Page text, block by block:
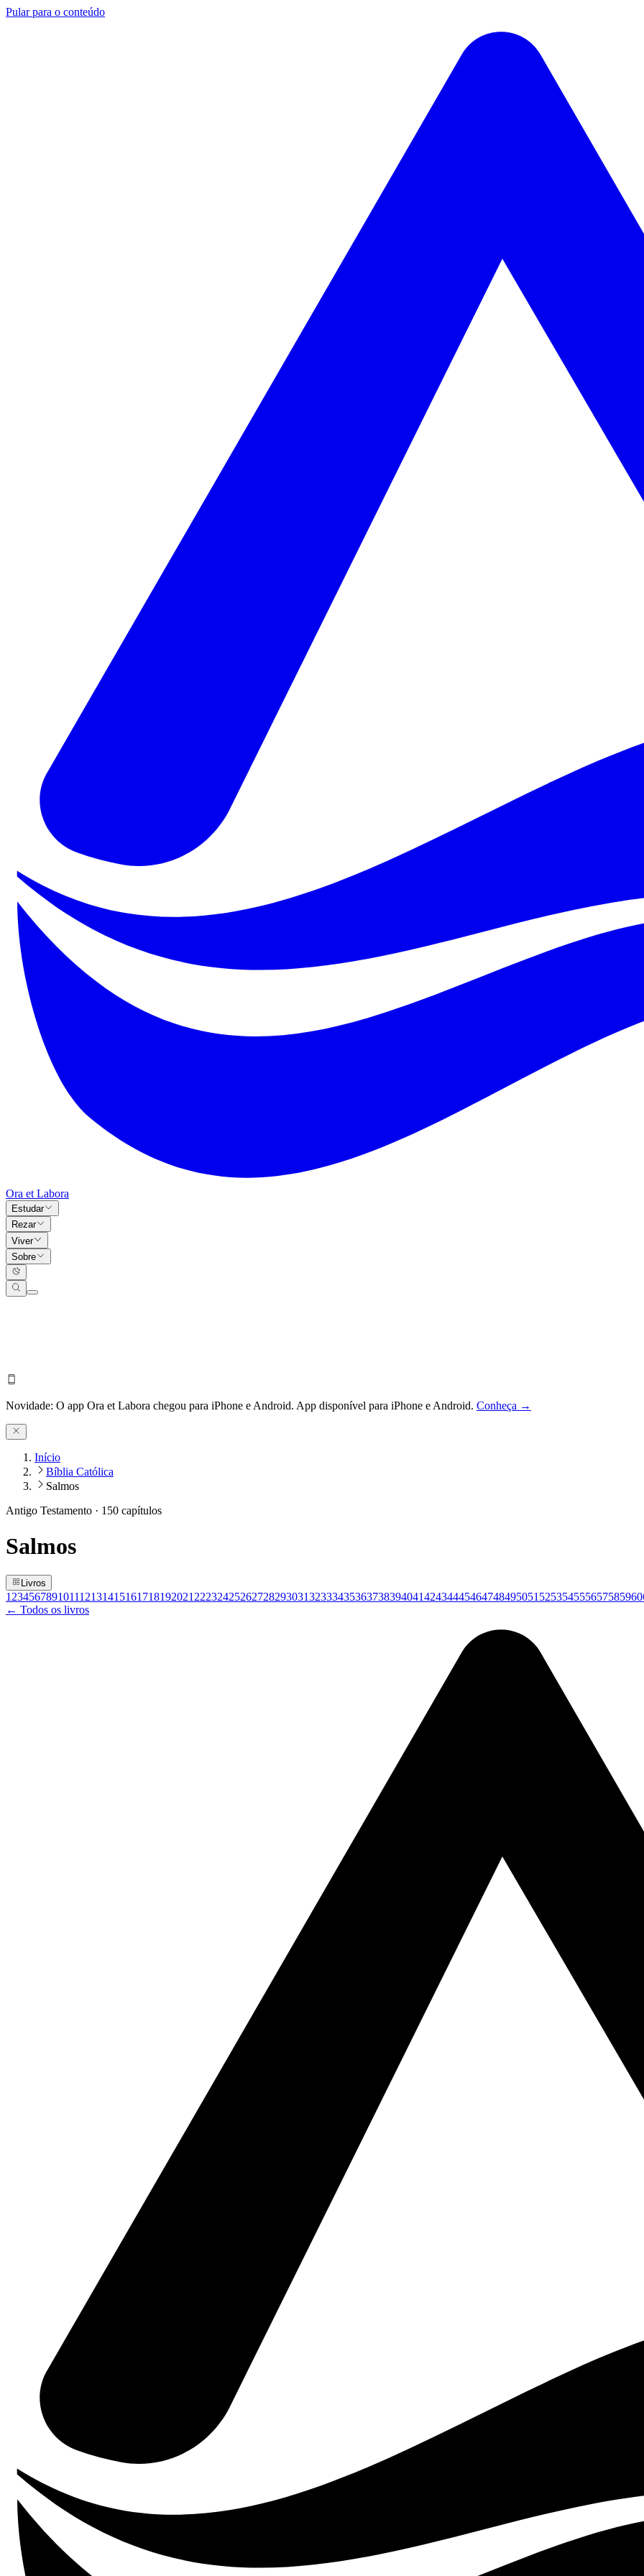
Pular para o conteúdo
Ora et Labora
Estudar
Rezar
Viver
Sobre
Novidade: O app Ora et Labora chegou para iPhone e Android. App disponível para iPhone e Android. Conheça →
Início
Bíblia Católica
Salmos
Antigo Testamento · 150 capítulos
Salmos
Livros
123456789101112131415161718192021222324252627282930313233343536373839404142434445464748495051525354555657585960
← Todos os livros